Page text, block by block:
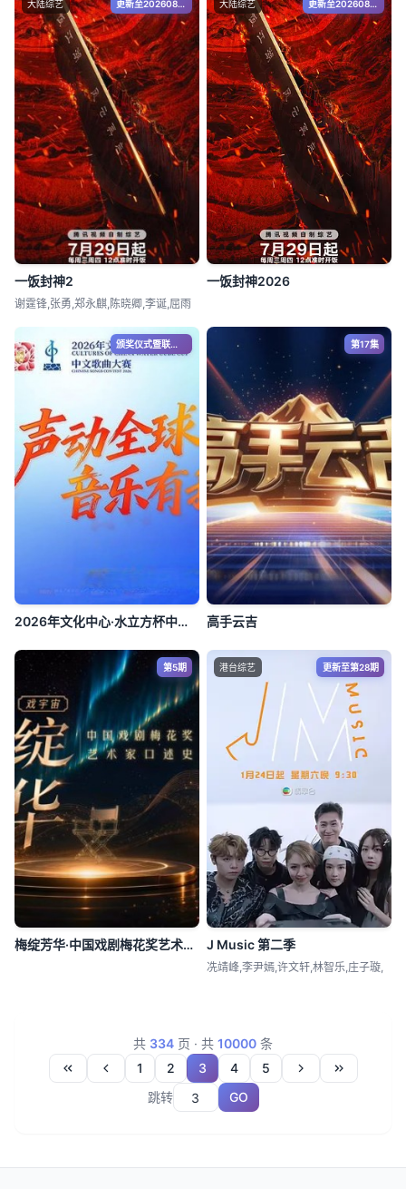
大陆综艺 更新至20260809期
一饭封神2
谢霆锋,张勇,郑永麒,陈晓卿,李诞,屈雨
大陆综艺 更新至20260809(一饭家常菜第2期)
一饭封神2026
颁奖仪式暨联欢晚会
2026年文化中心·水立方杯中文歌曲大赛
第17集
高手云吉
第5期
梅绽芳华·中国戏剧梅花奖艺术家口述史
港台综艺 更新至第28期
J Music 第二季
冼靖峰,李尹嫣,许文轩,林智乐,庄子璇,
共 334 页 · 共 10000 条
1
2 3 4
5
跳转
GO